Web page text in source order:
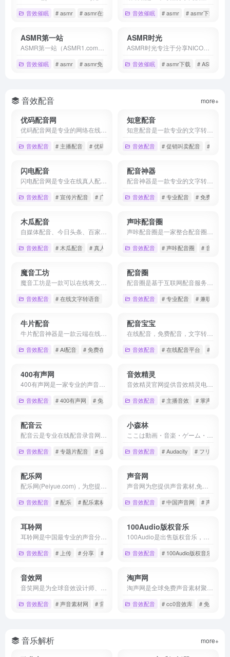
音效催眠 # asmr # asmr在线 # asmr视频音效催眠 # asmr # asmr下载
ASMR第一站
音效催眠 # asmr # asmr免费分享 # asmr助眠哄睡
ASMR时光
音效催眠 # asmr下载 # ASMR分享
音效配音 more+
优码配音网
音效配音 # 主播配音 # 优码配音网 # 在线配音
知意配音
音效配音 # 促销叫卖配音 # 广告配
闪电配音
音效配音 # 宣传片配音 # 广告配音 # 绘本故事配音
配音神器
音效配音 # 专业配音 # 免费配音
木瓜配音
音效配音 # 木瓜配音 # 真人配音 # 配音
声咔配音圈
音效配音 # 声咔配音圈 # 音效配音
魔音工坊
音效配音 # 在线文字转语音 # 在线配音 # 宣传片配音
配音圈
音效配音 # 专业配音 # 兼职平台
牛片配音
音效配音 # AI配音 # 免费在线配音 # 国语配音
配音宝宝
音效配音 # 在线配音平台 # 配音宝
400有声网
音效配音 # 400有声网 # 免费下载 # 声音
音效精灵
音效配音 # 主播音效 # 掌声音效
配音云
音效配音 # 专题片配音 # 促销配音 # 动漫配音
小森林
音效配音 # Audacity # フリー
配乐网
音效配音 # 配乐 # 配乐素材 # 配乐网
声音网
音效配音 # 中国声音网 # 声音素材
耳聆网
音效配音 # 上传 # 分享 # 声音
100Audio版权音乐
音效配音 # 100Audio版权音乐
音效网
音效配音 # 声音素材网 # 背景音乐素材 # 音效素材
淘声网
音效配音 # cc0音效库 # 免费音效
音乐解析 more+